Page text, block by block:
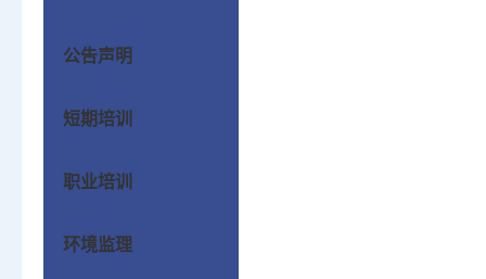
公告声明
短期培训
职业培训
环境监理